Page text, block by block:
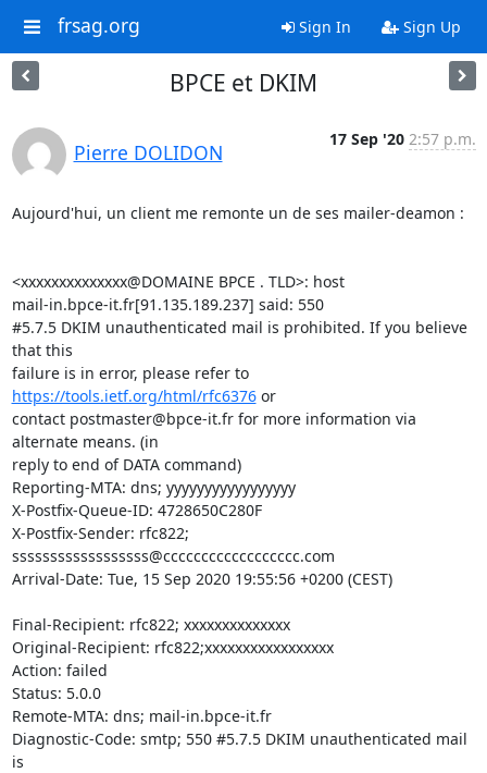
frsag.org Sign In Sign Up
BPCE et DKIM
Pierre DOLIDON
17 Sep '20 2:57 p.m.
Aujourd'hui, un client me remonte un de ses mailer-deamon :
<xxxxxxxxxxxxxx@DOMAINE BPCE . TLD>: host
mail-in.bpce-it.fr[91.135.189.237] said: 550
#5.7.5 DKIM unauthenticated mail is prohibited. If you believe
that this
failure is in error, please refer to
https://tools.ietf.org/html/rfc6376 or
contact postmaster@bpce-it.fr for more information via
alternate means. (in
reply to end of DATA command)
Reporting-MTA: dns; yyyyyyyyyyyyyyyyy
X-Postfix-Queue-ID: 4728650C280F
X-Postfix-Sender: rfc822;
ssssssssssssssssss@cccccccccccccccccc.com
Arrival-Date: Tue, 15 Sep 2020 19:55:56 +0200 (CEST)
Final-Recipient: rfc822; xxxxxxxxxxxxxx
Original-Recipient: rfc822;xxxxxxxxxxxxxxxxx
Action: failed
Status: 5.0.0
Remote-MTA: dns; mail-in.bpce-it.fr
Diagnostic-Code: smtp; 550 #5.7.5 DKIM unauthenticated mail
is